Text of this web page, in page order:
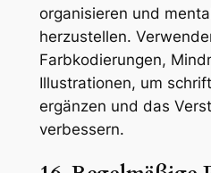
organisieren und
herzustellen.
Farbkodierungen,
Illustrationen, um
ergänzen und das
verbessern.